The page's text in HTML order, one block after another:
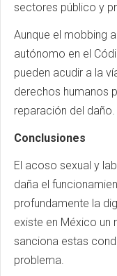
sectores público y
Aunque el mobbing
autónomo en el
pueden acudir a la
derechos humanos
reparación del daño.
Conclusiones
El acoso sexual y
daña el
profundamente la
existe en México
sanciona estas
problema.